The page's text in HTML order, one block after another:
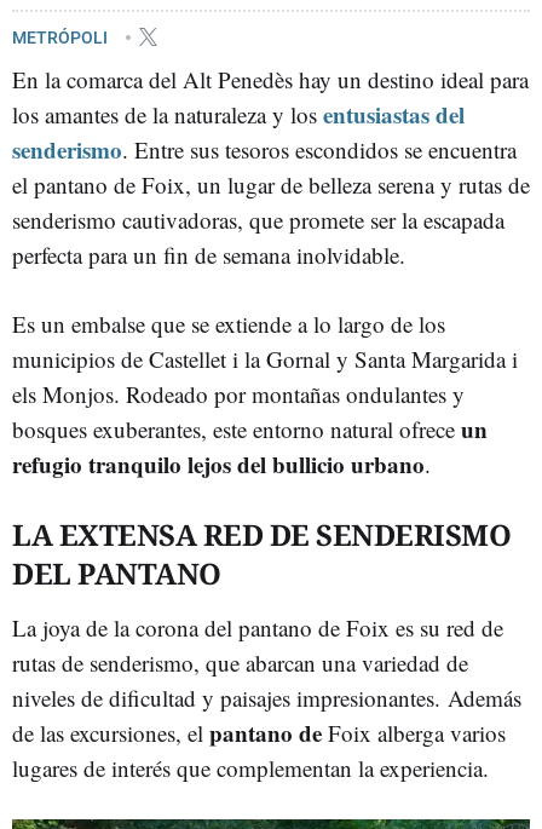
METRÓPOLI
En la comarca del Alt Penedès hay un destino ideal para
los amantes de la naturaleza y los entusiastas del
senderismo. Entre sus tesoros escondidos se encuentra
el pantano de Foix, un lugar de belleza serena y rutas de
senderismo cautivadoras, que promete ser la escapada
perfecta para un fin de semana inolvidable.
Es un embalse que se extiende a lo largo de los
municipios de Castellet i la Gornal y Santa Margarida i
els Monjos. Rodeado por montañas ondulantes y
bosques exuberantes, este entorno natural ofrece un
refugio tranquilo lejos del bullicio urbano.
LA EXTENSA RED DE SENDERISMO
DEL PANTANO
La joya de la corona del pantano de Foix es su red de
rutas de senderismo, que abarcan una variedad de
niveles de dificultad y paisajes impresionantes. Además
de las excursiones, el pantano de Foix alberga varios
lugares de interés que complementan la experiencia.